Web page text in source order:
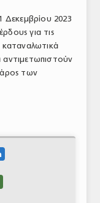
Δεκεμβρίου 2023
για τις
καταναλωτικά
αντιμετωπιστούν
των